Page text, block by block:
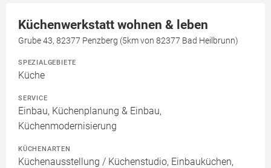
Küchenwerkstatt wohnen & leben
Grube 43, 82377 Penzberg (5km von 82377 Bad Heilbrunn)
SPEZIALGEBIETE
Küche
SERVICE
Einbau, Küchenplanung & Einbau,
Küchenmodernisierung
KÜCHENARTEN
Küchenausstellung / Küchenstudio, Einbauküchen,